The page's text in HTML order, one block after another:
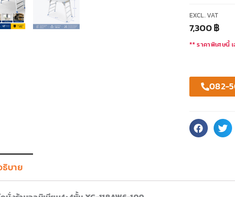
EXCL. VAT
7,300฿
** ราคาพิเศษนี้
082-
ธิบาย